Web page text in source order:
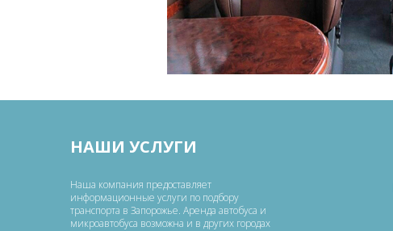
НАШИ УСЛУГИ
Наша компания предоставляет
информационные услуги по подбору
транспорта в Запорожье. Аренда автобуса и
микроавтобуса возможна и в других городах